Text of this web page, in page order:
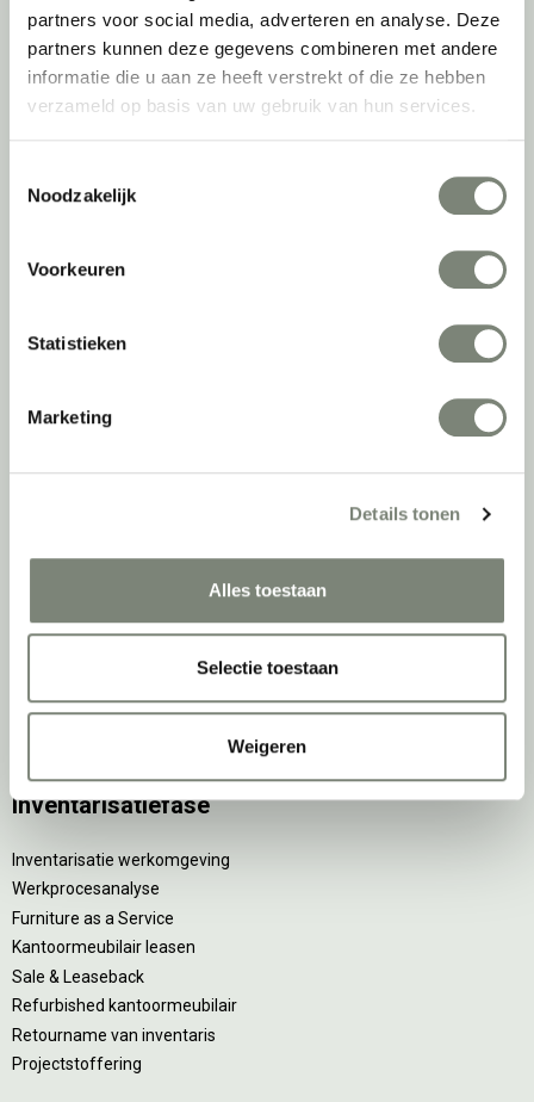
partners voor social media, adverteren en analyse. Deze
partners kunnen deze gegevens combineren met andere
informatie die u aan ze heeft verstrekt of die ze hebben
verzameld op basis van uw gebruik van hun services.
Noodzakelijk
Voorkeuren
Statistieken
Marketing
Details tonen
Alles toestaan
Selectie toestaan
Weigeren
kijken we ook naar de toekomst. Naar hoe we werkomgevingen een
tweede leven kunnen geven, bijvoorbeeld. Maar ook door keer op
keer actief te kijken naar de duurzaamste optie.
Belangrijke categorieën
Zitsta bureaus
Kantoorkasten
projectinrichter
Vacatures
Inventarisatiefase
Inventarisatie werkomgeving
Werkprocesanalyse
Furniture as a Service
Kantoormeubilair leasen
Sale & Leaseback
Refurbished kantoormeubilair
Retourname van inventaris
Projectstoffering